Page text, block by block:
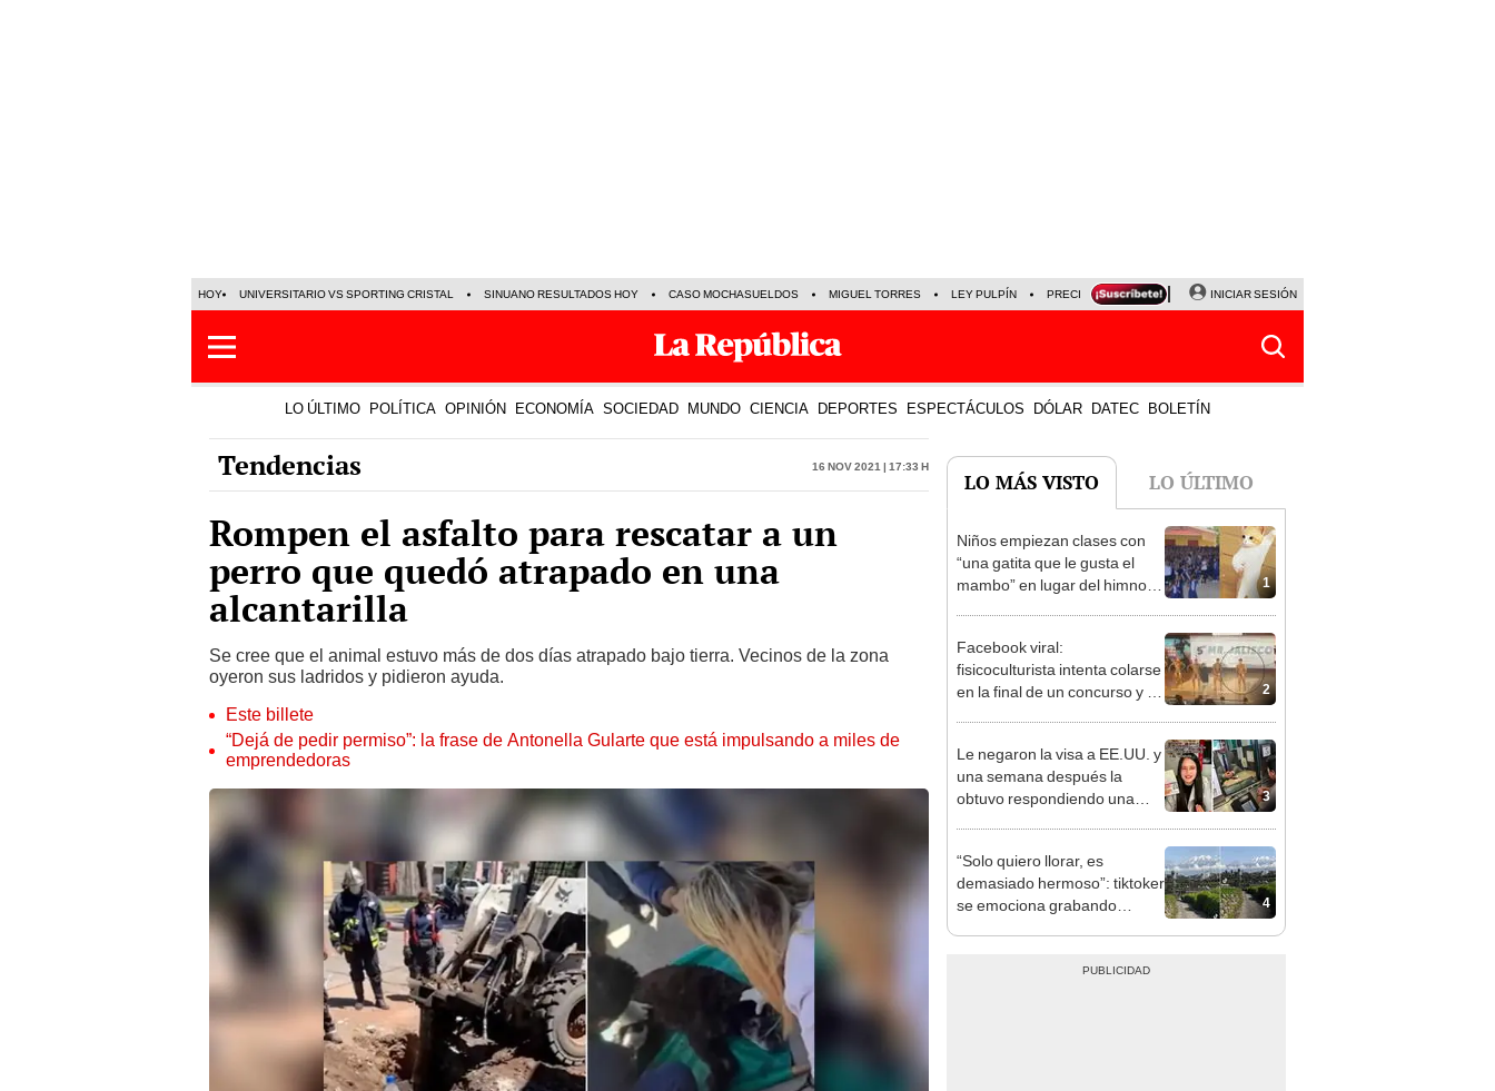
HOY UNIVERSITARIO VS SPORTING CRISTAL SINUANO RESULTADOS HOY CASO MOCHASUELDOS MIGUEL TORRES LEY PULPÍN PRECIO DEL DÓLAR CORTE DE LUZ VIERNES 7 DE AGOSTO
INICIAR SESIÓN
LO ÚLTIMO POLÍTICA OPINIÓN ECONOMÍA SOCIEDAD MUNDO CIENCIA DEPORTES ESPECTÁCULOS DÓLAR DATEC BOLETÍN
Tendencias 16 Nov 2021 | 17:33 h
Rompen el asfalto para rescatar a un
perro que quedó atrapado en una
alcantarilla
Se cree que el animal estuvo más de dos días atrapado bajo tierra. Vecinos de la zona
oyeron sus ladridos y pidieron ayuda.
Este billete
“Dejá de pedir permiso”: la frase de Antonella Gularte que está impulsando a miles de
emprendedoras
LO MÁS VISTO LO ÚLTIMO
1
Niños empiezan clases con
“una gatita que le gusta el
mambo” en lugar del himno
2
Facebook viral:
fisicoculturista intenta colarse
en la final de un concurso y es
3
Le negaron la visa a EE.UU. y
una semana después la
obtuvo respondiendo una
4
“Solo quiero llorar, es
demasiado hermoso”: tiktoker
se emociona grabando